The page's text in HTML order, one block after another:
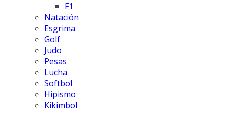
F1
Natación
Esgrima
Golf
Judo
Pesas
Lucha
Softbol
Hipismo
Kikimbol